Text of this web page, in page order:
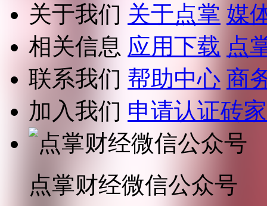
关于我们 关于点掌 媒
相关信息 应用下载 点
联系我们 帮助中心 商
加入我们 申请认证砖家
点掌财经微信公众号